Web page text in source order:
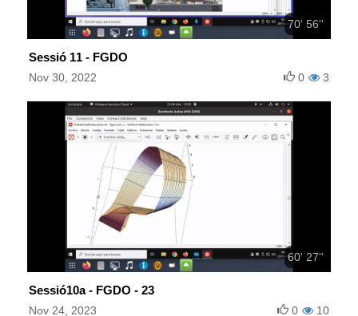
70' 56''
Sessió 11 - FGDO
Nov 30, 2022 3
0
60' 27''
Sessió10a - FGDO - 23
Nov 24, 2023 10
0